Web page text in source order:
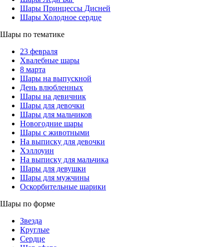
Шары Принцессы Дисней
Шары Холодное сердце
Шары по тематике
23 февраля
Хвалебные шары
8 марта
Шары на выпускной
День влюбленных
Шары на девичник
Шары для девочки
Шары для мальчиков
Новогодние шары
Шары с животными
На выписку для девочки
Хэллоуин
На выписку для мальчика
Шары для девушки
Шары для мужчины
Оскорбительные шарики
Шары по форме
Звезда
Круглые
Сердце